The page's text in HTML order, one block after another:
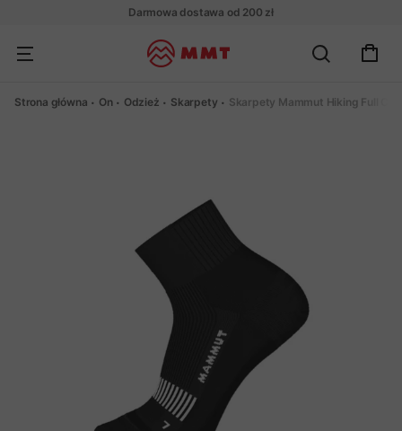
Darmowa dostawa od 200 zł
Strona główna On Odzież Skarpety Skarpety Mammut Hiking Full